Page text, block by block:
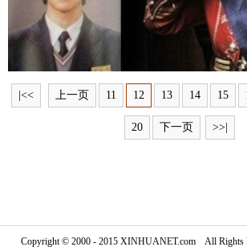
|<< 上一页 11 12 13 14 15
20 下一页 >>|
Copyright © 2000 - 2015 XINHUANET.com All Rights